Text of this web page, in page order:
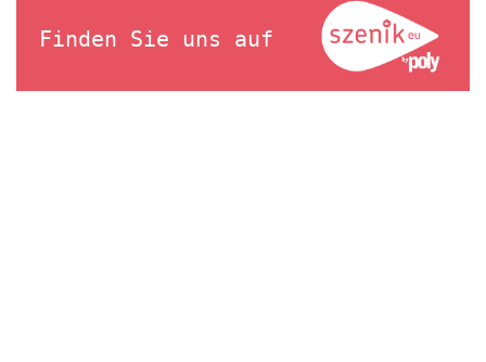
Finden Sie uns auf